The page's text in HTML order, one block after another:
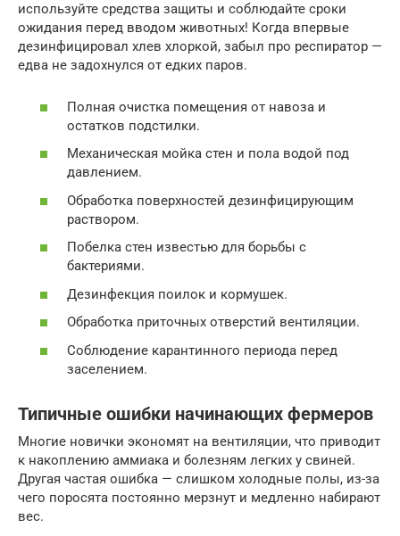
используйте средства защиты и соблюдайте сроки
ожидания перед вводом животных! Когда впервые
дезинфицировал хлев хлоркой, забыл про респиратор —
едва не задохнулся от едких паров.
Полная очистка помещения от навоза и
остатков подстилки.
Механическая мойка стен и пола водой под
давлением.
Обработка поверхностей дезинфицирующим
раствором.
Побелка стен известью для борьбы с
бактериями.
Дезинфекция поилок и кормушек.
Обработка приточных отверстий вентиляции.
Соблюдение карантинного периода перед
заселением.
Типичные ошибки начинающих фермеров
Многие новички экономят на вентиляции, что приводит
к накоплению аммиака и болезням легких у свиней.
Другая частая ошибка — слишком холодные полы, из-за
чего поросята постоянно мерзнут и медленно набирают
вес.